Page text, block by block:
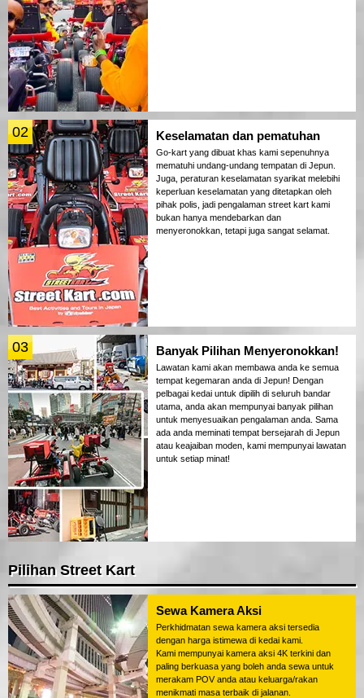
02 Keselamatan dan pematuhan
Go-kart yang dibuat khas kami sepenuhnya
mematuhi undang-undang tempatan di Jepun.
Juga, peraturan keselamatan syarikat melebihi
keperluan keselamatan yang ditetapkan oleh
pihak polis, jadi pengalaman street kart kami
bukan hanya mendebarkan dan
menyeronokkan, tetapi juga sangat selamat.
03 Banyak Pilihan Menyeronokkan!
Lawatan kami akan membawa anda ke semua
tempat kegemaran anda di Jepun! Dengan
pelbagai kedai untuk dipilih di seluruh bandar
utama, anda akan mempunyai banyak pilihan
untuk menyesuaikan pengalaman anda. Sama
ada anda meminati tempat bersejarah di Jepun
atau keajaiban moden, kami mempunyai lawatan
untuk setiap minat!
Pilihan Street Kart
Sewa Kamera Aksi
Perkhidmatan sewa kamera aksi tersedia
dengan harga istimewa di kedai kami.
Kami mempunyai kamera aksi 4K terkini dan
paling berkuasa yang boleh anda sewa untuk
merakam POV anda atau keluarga/rakan
menikmati masa terbaik di jalanan.